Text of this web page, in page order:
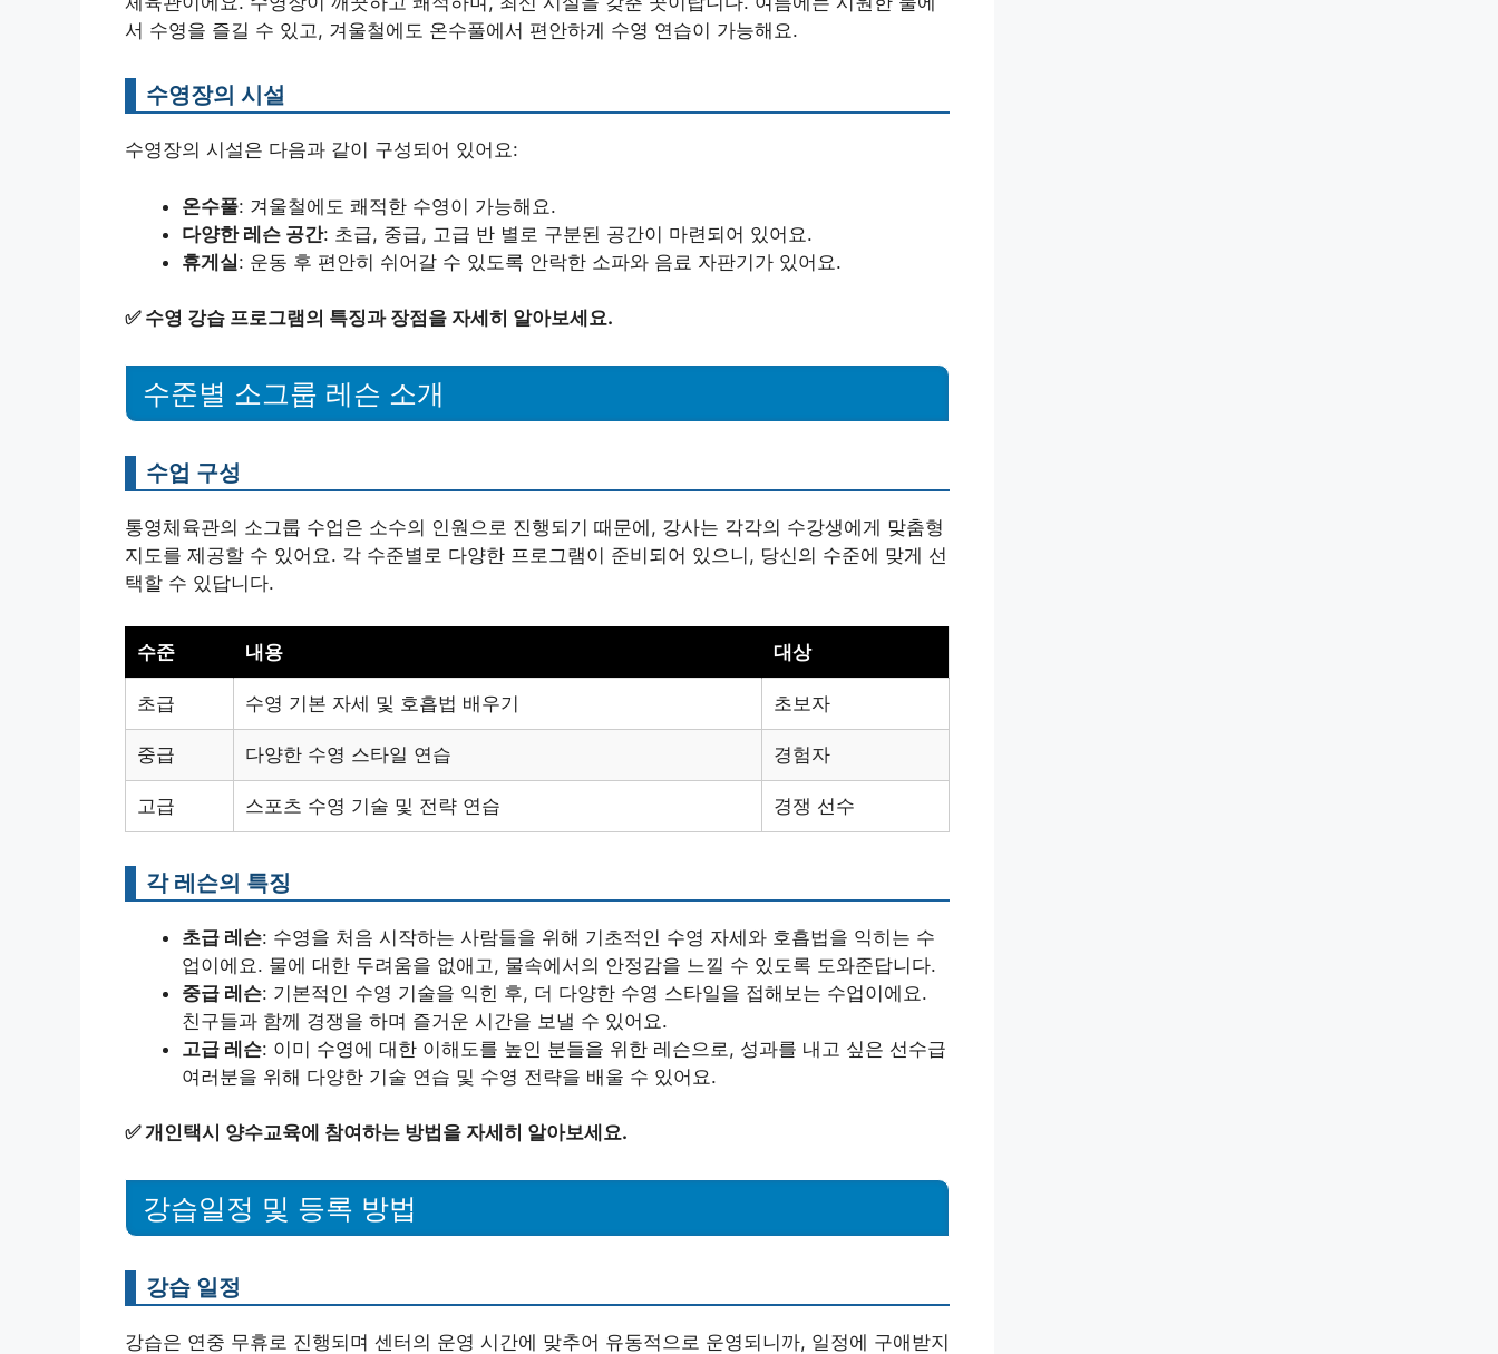
서 수영을 즐길 수 있고, 겨울철에도 온수풀에서 편안하게 수영 연습이 가능해요.
수영장의 시설
수영장의 시설은 다음과 같이 구성되어 있어요:
온수풀: 겨울철에도 쾌적한 수영이 가능해요.
다양한 레슨 공간: 초급, 중급, 고급 반 별로 구분된 공간이 마련되어 있어요.
휴게실: 운동 후 편안히 쉬어갈 수 있도록 안락한 소파와 음료 자판기가 있어요.
✅ 수영 강습 프로그램의 특징과 장점을 자세히 알아보세요.
수준별 소그룹 레슨 소개
수업 구성
통영체육관의 소그룹 수업은 소수의 인원으로 진행되기 때문에, 강사는 각각의 수강생에게 맞춤형
지도를 제공할 수 있어요. 각 수준별로 다양한 프로그램이 준비되어 있으니, 당신의 수준에 맞게 선
택할 수 있답니다.
수준 내용 대상
초급 수영 기본 자세 및 호흡법 배우기 초보자
중급 다양한 수영 스타일 연습 경험자
고급 스포츠 수영 기술 및 전략 연습 경쟁 선수
각 레슨의 특징
초급 레슨: 수영을 처음 시작하는 사람들을 위해 기초적인 수영 자세와 호흡법을 익히는 수
업이에요. 물에 대한 두려움을 없애고, 물속에서의 안정감을 느낄 수 있도록 도와준답니다.
중급 레슨: 기본적인 수영 기술을 익힌 후, 더 다양한 수영 스타일을 접해보는 수업이에요.
친구들과 함께 경쟁을 하며 즐거운 시간을 보낼 수 있어요.
고급 레슨: 이미 수영에 대한 이해도를 높인 분들을 위한 레슨으로, 성과를 내고 싶은 선수급
여러분을 위해 다양한 기술 연습 및 수영 전략을 배울 수 있어요.
✅개인택시 양수교육에 참여하는 방법을 자세히 알아보세요.
강습일정 및 등록 방법
강습 일정
강습은 연중 무휴로 진행되며 센터의 운영 시간에 맞추어 유동적으로 운영되니까, 일정에 구애받지